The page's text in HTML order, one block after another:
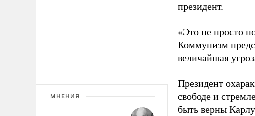
МНЕНИЯ
президент.
«Это не просто
Коммунизм
величайшая
Президент
свободе и
быть верны